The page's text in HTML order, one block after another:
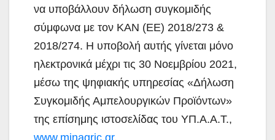
να υποβάλλουν δήλωση συγκομιδής
σύμφωνα με τον ΚΑΝ (ΕΕ) 2018/273 &
2018/274. Η υποβολή αυτής γίνεται μόνο
ηλεκτρονικά μέχρι τις 30 Νοεμβρίου 2021,
μέσω της ψηφιακής υπηρεσίας «Δήλωση
Συγκομιδής Αμπελουργικών Προϊόντων»
της επίσημης ιστοσελίδας του ΥΠ.Α.Α.Τ.,